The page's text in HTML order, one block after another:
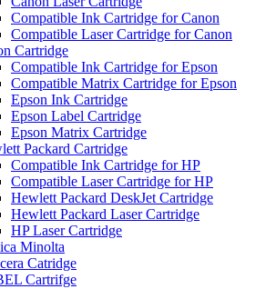
Compatible Ink Cartridge for Canon
Compatible Laser Cartridge for Canon
Cartridge
Compatible Ink Cartridge for Epson
Compatible Matrix Cartridge for Epson
Epson Ink Cartridge
Epson Label Cartridge
Epson Matrix Cartridge
Packard Cartridge
Compatible Ink Cartridge for HP
Compatible Laser Cartridge for HP
Hewlett Packard DeskJet Cartridge
Hewlett Packard Laser Cartridge
HP Laser Cartridge
Minolta
Catridge
Cartrifge